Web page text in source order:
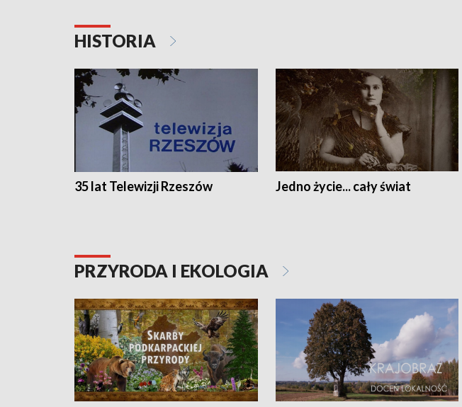
HISTORIA
35 lat Telewizji Rzeszów Jedno życie... cały świat
PRZYRODA I EKOLOGIA